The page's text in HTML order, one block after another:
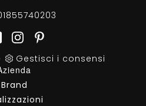
Gestisci i consensi
Brand